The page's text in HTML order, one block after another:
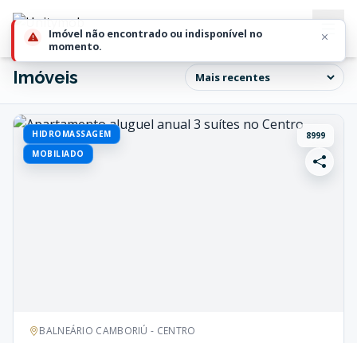
Imóvel não encontrado ou indisponível no
momento.
Imóveis
HIDROMASSAGEM
MOBILIADO
8999
BALNEÁRIO CAMBORIÚ - CENTRO